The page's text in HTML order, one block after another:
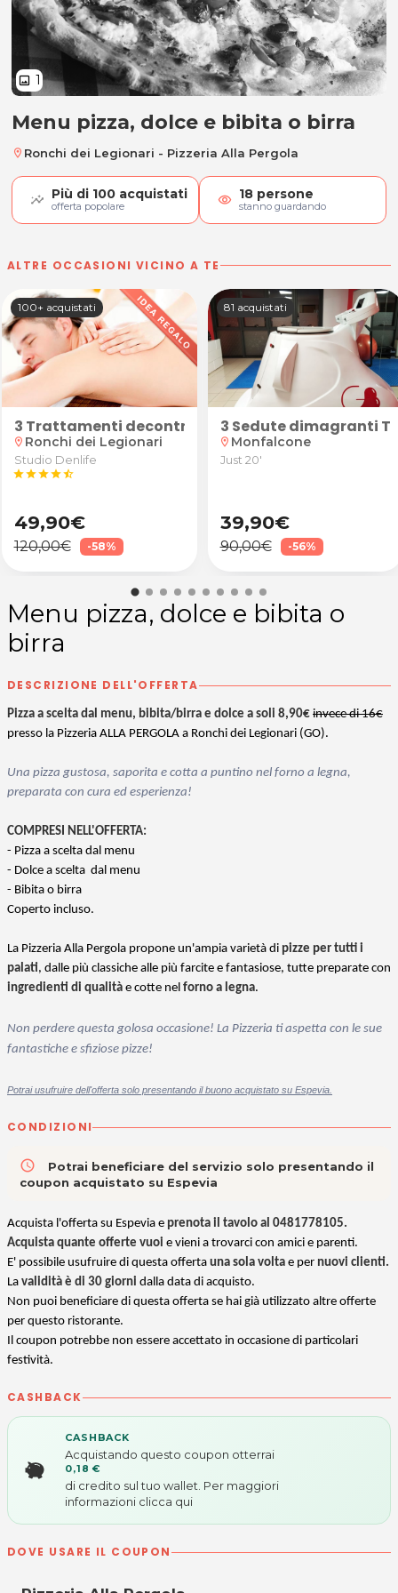
image 1
Menu pizza, dolce e bibita o birra
Menu pizza, dolce e bibita o birra
location_on Ronchi dei Legionari - Pizzeria Alla Pergola
Più di 100 acquistati
offerta popolare visibility 18 persone
stanno guardando
ALTRE OCCASIONI VICINO A TE
a San Canzian d'Isonzo
100+ acquistati
3 Trattamenti decontratturanti o relax
location_on Ronchi dei Legionari
Studio Denlife
starstarstarstarstar_half
49,90€
120,00€ -58%
81 acquistati
3 Sedute dimagranti
location_on Monfalcone
Just 20'
39,90€
90,00€ -56%
Menu pizza, dolce e bibita o
birra
DESCRIZIONE DELL'OFFERTA
Pizza a scelta dal menu, bibita/birra e dolce a soli 8,90€ invece di 16€
presso la Pizzeria ALLA PERGOLA a Ronchi dei Legionari (GO).
Una pizza gustosa, saporita e cotta a puntino nel forno a legna,
preparata con cura ed esperienza!
COMPRESI NELL'OFFERTA:
- Pizza a scelta dal menu
- Dolce a scelta dal menu
- Bibita o birra
Coperto incluso.
La Pizzeria Alla Pergola propone un'ampia varietà di pizze per tutti i
palati, dalle più classiche alle più farcite e fantasiose, tutte preparate con
ingredienti di qualità e cotte nel forno a legna.
Non perdere questa golosa occasione! La Pizzeria ti aspetta con le sue
fantastiche e sfiziose pizze!
Potrai usufruire dell'offerta solo presentando il buono acquistato su Espevia.
CONDIZIONI
access_time
Potrai beneficiare del servizio solo presentando il
coupon acquistato su Espevia
Acquista l'offerta su Espevia e prenota il tavolo al 0481778105.
Acquista quante offerte vuoi e vieni a trovarci con amici e parenti.
E' possibile usufruire di questa offerta una sola volta e per nuovi clienti.
La validità è di 30 giorni dalla data di acquisto.
Non puoi beneficiare di questa offerta se hai già utilizzato altre offerte
per questo ristorante.
Il coupon potrebbe non essere accettato in occasione di particolari
festività.
CASHBACK
CASHBACK
Acquistando questo coupon otterrai
0,18 €
di credito sul tuo wallet. Per maggiori
informazioni clicca qui
DOVE USARE IL COUPON